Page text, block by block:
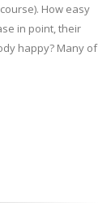
How easy
in point, their
happy? Many of